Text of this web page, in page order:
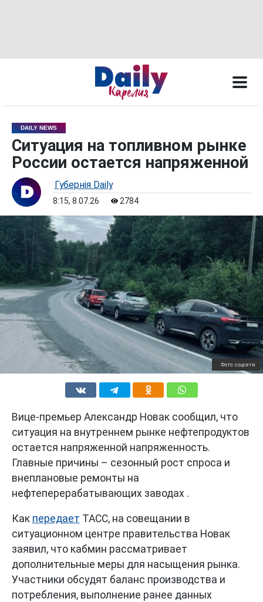
DAILY NEWS
Ситуация на топливном рынке
России остается напряженной
Губернiя Daily
8:15, 8.07.26 2784
Фото: соцсети
Вице-премьер Александр Новак сообщил, что
ситуация на внутреннем рынке нефтепродуктов
остается напряженной напряженность.
Главные причины – сезонный рост спроса и
внеплановые ремонты на
нефтеперерабатывающих заводах .
Как передает ТАСС, на совещании в
ситуационном центре правительства Новак
заявил, что кабмин рассматривает
дополнительные меры для насыщения рынка.
Участники обсудят баланс производства и
потребления, выполнение ранее данных